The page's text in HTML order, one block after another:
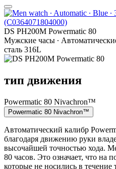
DS PH200M Powermatic 80
Мужские часы ∙
сталь 316L
тип движения
Powermatic 80 Nivachron™
Powermatic 80 Nivachron™
Автоматический калибр
благодаря движению руки
высочайшей точностью хода.
80 часов. Это означает, что на
которые не носились в течение